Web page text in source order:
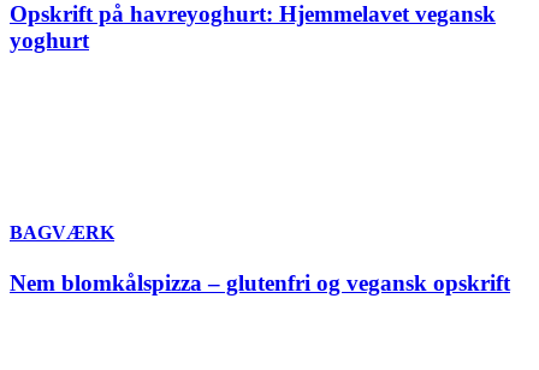
Opskrift på havreyoghurt: Hjemmelavet vegansk
yoghurt
BAGVÆRK
Nem blomkålspizza – glutenfri og vegansk opskrift